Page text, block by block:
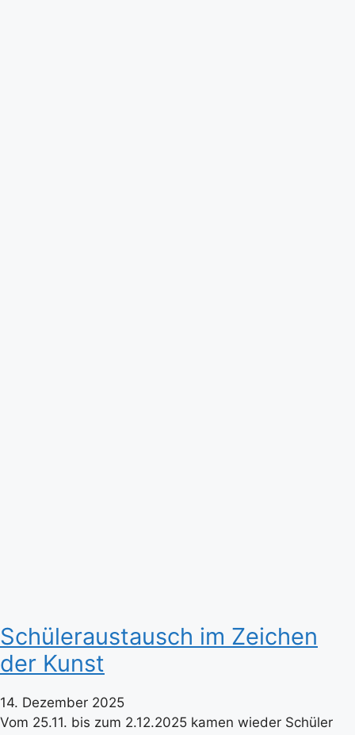
Schüleraustausch im Zeichen
der Kunst
14. Dezember 2025
Vom 25.11. bis zum 2.12.2025 kamen wieder Schüler